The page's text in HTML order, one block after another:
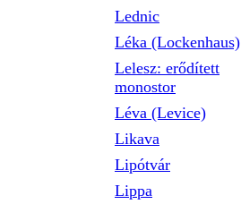
Lednic
Léka (Lockenhaus)
Lelesz: erődített
monostor
Léva (Levice)
Likava
Lipótvár
Lippa